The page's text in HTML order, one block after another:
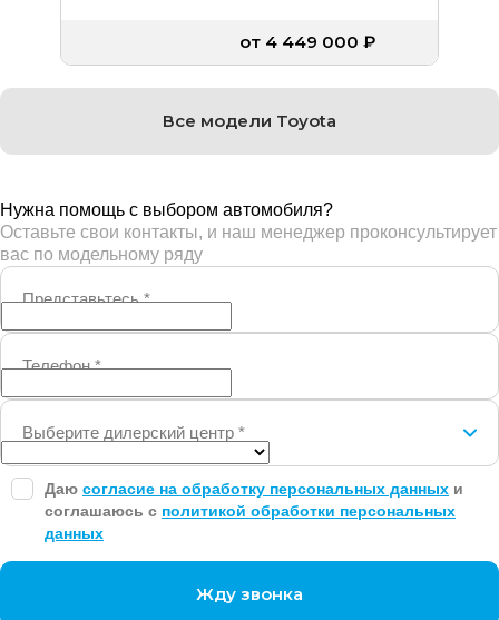
от 4 449 000 ₽
Все модели Toyota
Нужна помощь с выбором автомобиля?
Оставьте свои контакты, и наш менеджер проконсультирует
вас по модельному ряду
Представьтесь*
Телефон*
Выберите дилерский центр *
Даю согласие на обработку персональных данных и
соглашаюсь с политикой обработки персональных
данных
Жду звонка